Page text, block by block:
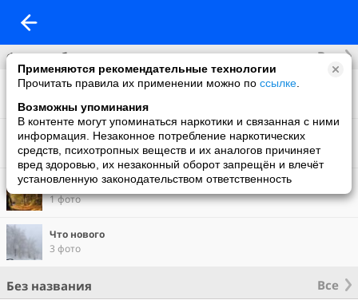
Применяются рекомендательные технологии
Прочитать правила их применении можно по ссылке
Возможны упоминания
В контенте могут упоминаться наркотики и связанная с ними
информация. Незаконное потребление наркотических
средств, психотропных веществ и их аналогов причиняет
вред здоровью, их незаконный оборот запрещён и влечёт
установленную законодательством ответственность
Фотоальбомы Все
Фото со мной
1 фото
Фон на обложку
1 фото
Что нового
3 фото
Без названия Все